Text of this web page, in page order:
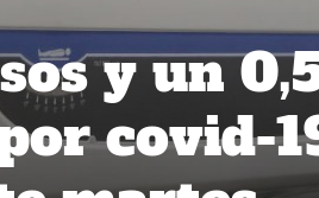
y un
covid-